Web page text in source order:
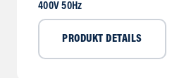
400V 50Hz
PRODUKT DETAILS